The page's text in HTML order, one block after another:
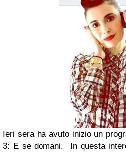
Ieri sera ha avuto inizio un
3: E se domani. In questa